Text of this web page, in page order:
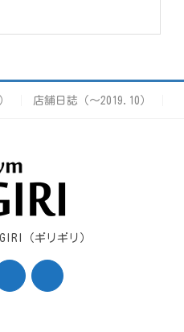
店舗日誌（〜2019.10）
（ギリギリ）